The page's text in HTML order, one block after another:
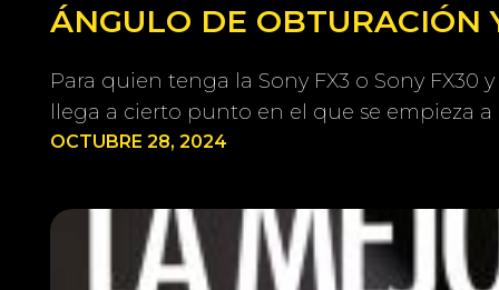
ÁNGULO DE OBTURACIÓN
Para quien tenga la Sony FX3 o Sony
llega a cierto punto en el que se empieza
OCTUBRE 28, 2024